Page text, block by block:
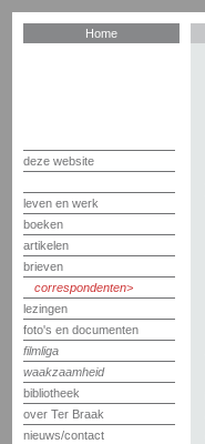
Home
deze website
leven en werk
boeken
artikelen
brieven
correspondenten
lezingen
foto's en documenten
filmliga
waakzaamheid
bibliotheek
over Ter Braak
nieuws/contact